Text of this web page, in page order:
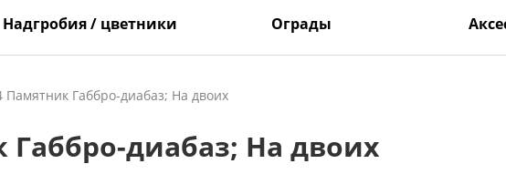
Надгробия / цветники Ограды
Памятник Габбро-диабаз; На двоих
Габбро-диабаз; На двоих